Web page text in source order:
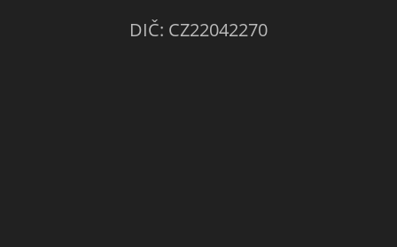
DIČ: CZ22042270